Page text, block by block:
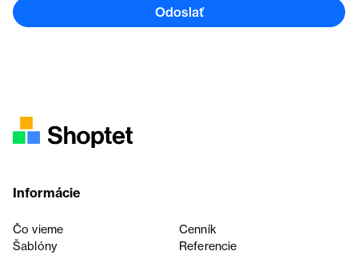
Odoslať
Informácie
Čo vieme
Cenník
Šablóny
Referencie